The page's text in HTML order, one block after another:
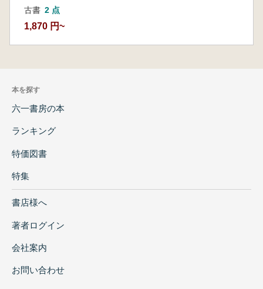
古書 2 点
1,870 円~
本を探す
六一書房の本
ランキング
特価図書
特集
書店様へ
著者ログイン
会社案内
お問い合わせ